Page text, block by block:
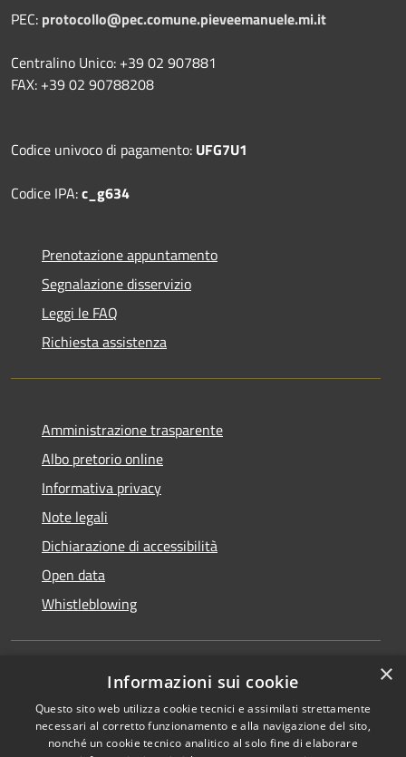
PEC: protocollo@pec.comune.pieveemanuele.mi.it
Centralino Unico: +39 02 907881
FAX: +39 02 90788208
Codice univoco di pagamento: UFG7U1
Codice IPA:c_g634
Prenotazione appuntamento
Segnalazione disservizio
Leggi le FAQ
Richiesta assistenza
Amministrazione trasparente
Albo pretorio online
Informativa privacy
Note legali
Dichiarazione di accessibilità
Open data
Whistleblowing
Accessibilità
Privacy
Pieve Emanuele • Powered by
Municipium•Accesso
×
Informazioni sui cookie
Questo sito web utilizza cookie tecnici e assimilati strettamente
necessari al corretto funzionamento e alla navigazione del sito,
nonché un cookie tecnico analitico al solo fine di elaborare